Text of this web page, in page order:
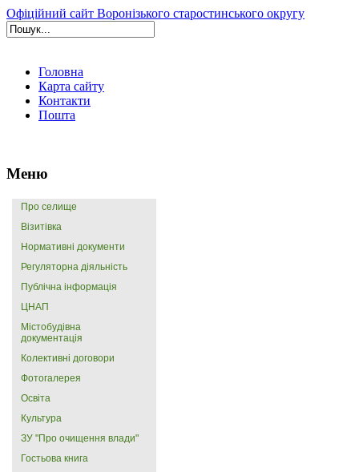
Офіційний сайт Воронізького старостинського округу
Головна
Карта сайту
Контакти
Пошта
Меню
Про селище
Візитівка
Нормативні документи
Регуляторна діяльність
Публічна інформація
ЦНАП
Містобудівна
документація
Колективні договори
Фотогалерея
Освіта
Культура
ЗУ "Про очищення влади"
Гостьова книга